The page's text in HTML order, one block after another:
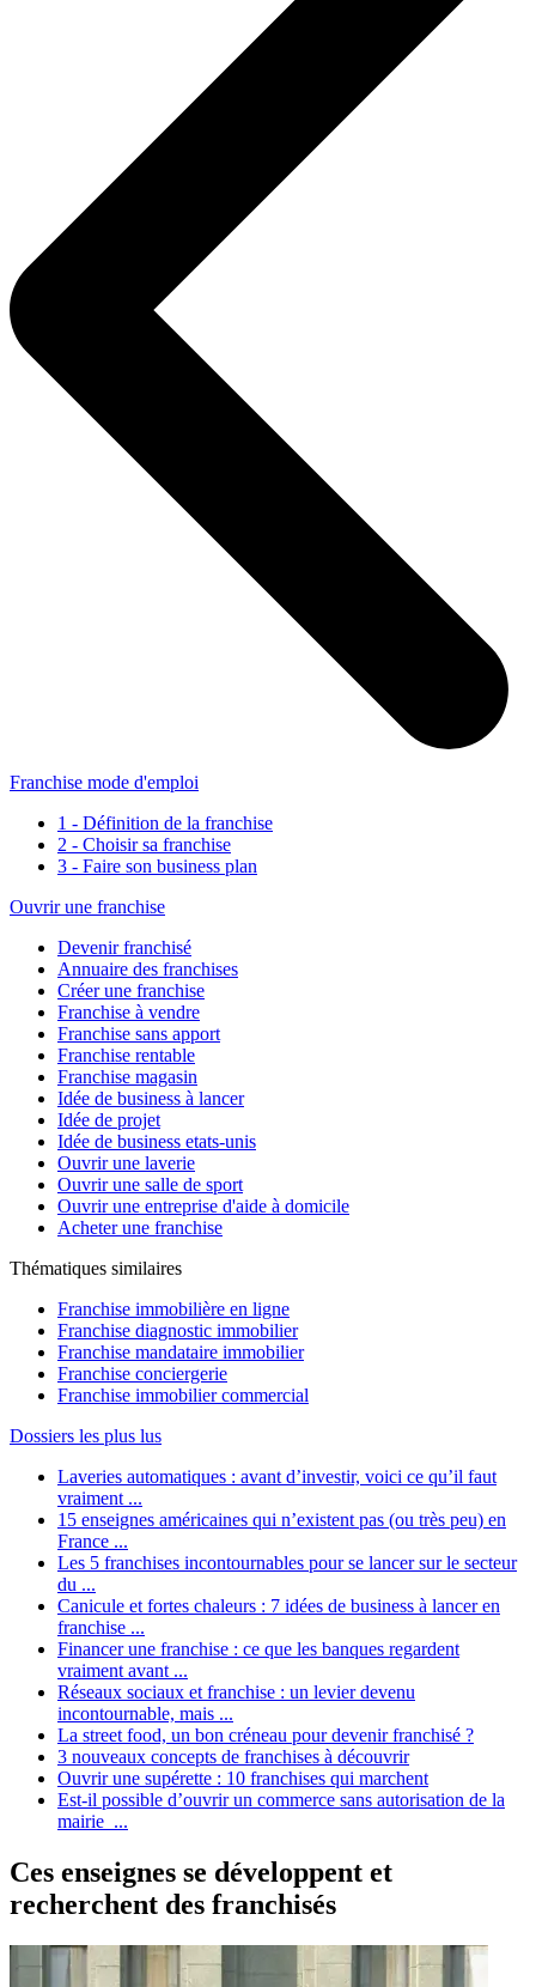
Franchise mode d'emploi
1 - Définition de la franchise
2 - Choisir sa franchise
3 - Faire son business plan
Ouvrir une franchise
Devenir franchisé
Annuaire des franchises
Créer une franchise
Franchise à vendre
Franchise sans apport
Franchise rentable
Franchise magasin
Idée de business à lancer
Idée de projet
Idée de business etats-unis
Ouvrir une laverie
Ouvrir une salle de sport
Ouvrir une entreprise d'aide à domicile
Acheter une franchise
Thématiques similaires
Franchise immobilière en ligne
Franchise diagnostic immobilier
Franchise mandataire immobilier
Franchise conciergerie
Franchise immobilier commercial
Dossiers les plus lus
Laveries automatiques : avant d’investir, voici ce qu’il faut
vraiment ...
15 enseignes américaines qui n’existent pas (ou très peu) en
France ...
Les 5 franchises incontournables pour se lancer sur le secteur
du ...
Canicule et fortes chaleurs : 7 idées de business à lancer en
franchise ...
Financer une franchise : ce que les banques regardent
vraiment avant ...
Réseaux sociaux et franchise : un levier devenu
incontournable, mais ...
La street food, un bon créneau pour devenir franchisé ?
3 nouveaux concepts de franchises à découvrir
Ouvrir une supérette : 10 franchises qui marchent
Est-il possible d’ouvrir un commerce sans autorisation de la
mairie ...
Ces enseignes se développent et
recherchent des franchisés